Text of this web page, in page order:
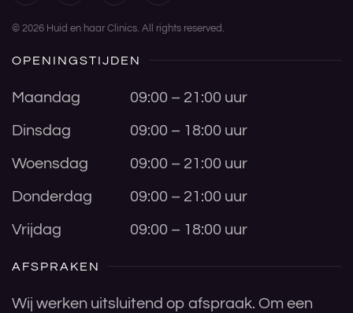
© 2026 Huid en haar Clinics. All rights reserved.
OPENINGSTIJDEN
Maandag 09:00 – 21:00 uur
Dinsdag 09:00 – 18:00 uur
Woensdag 09:00 – 21:00 uur
Donderdag 09:00 – 21:00 uur
Vrijdag 09:00 – 18:00 uur
AFSPRAKEN
Wij werken uitsluitend op afspraak. Om een